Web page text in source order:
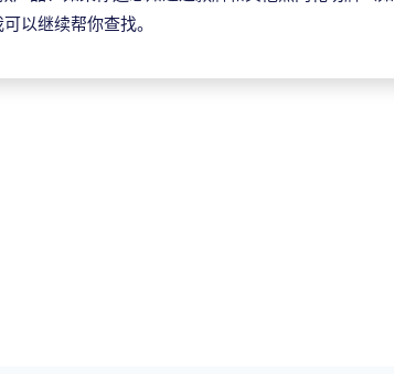
以继续帮你查找。